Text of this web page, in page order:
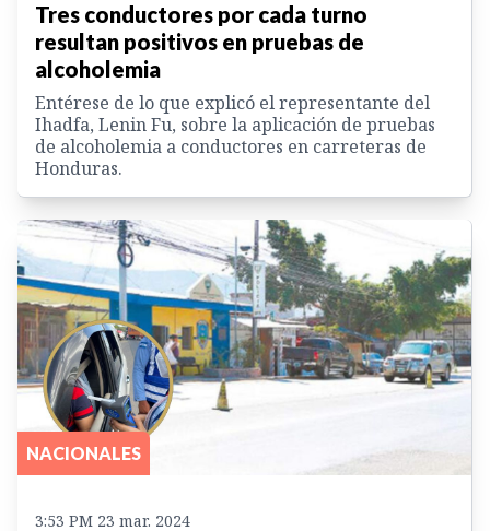
Tres conductores por cada turno
resultan positivos en pruebas de
alcoholemia
Entérese de lo que explicó el representante del
Ihadfa, Lenin Fu, sobre la aplicación de pruebas
de alcoholemia a conductores en carreteras de
Honduras.
NACIONALES
3:53 PM 23 mar. 2024